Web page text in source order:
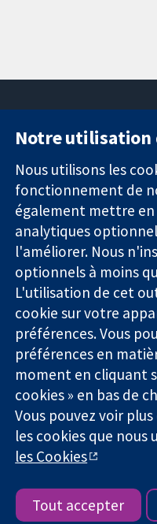
Des données
probantes.
Des décisions
éclairées.
Une meilleure
santé.
11-
La Collaboration Cochrane
1045921) et une société à
03044323) enregistrée en
de TVA : GB 718 2127 49.
Copyright © 2026 The
Conditions Générales|
confidentialité|Politique
cookies
Notre utilisation
Nous utilisons les
fonctionnement de
également mettre en
analytiques
l'améliorer. Nous
optionnels à moins
L'utilisation de cet
cookie sur votre
préférences. Vous
préférences en
moment en cliquant
cookies » en bas de
Vous pouvez voir
les cookies que nous
les Cookies
Tout accepter